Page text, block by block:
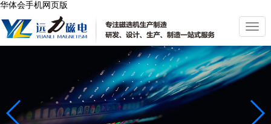
华体会手机网页版
切
换
导
航